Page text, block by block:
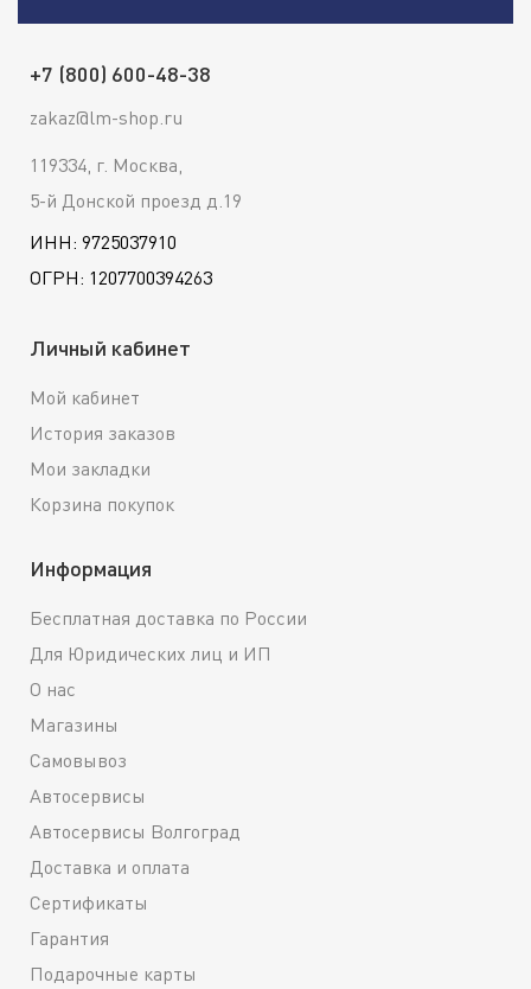
+7 (800) 600-48-38
zakaz@lm-shop.ru
119334, г. Москва,
5-й Донской проезд д.19
ИНН: 9725037910
ОГРН: 1207700394263
Личный кабинет
Мой кабинет
История заказов
Мои закладки
Корзина покупок
Информация
Бесплатная доставка по России
Для Юридических лиц и ИП
О нас
Магазины
Самовывоз
Автосервисы
Автосервисы Волгоград
Доставка и оплата
Сертификаты
Гарантия
Подарочные карты